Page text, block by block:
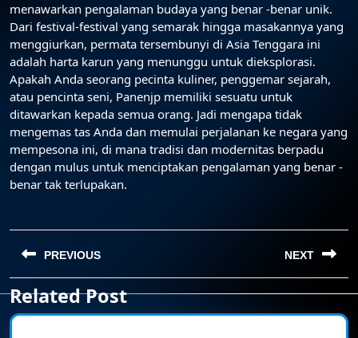
menawarkan pengalaman budaya yang benar -benar unik.
Dari festival-festival yang semarak hingga masakannya yang
menggiurkan, permata tersembunyi di Asia Tenggara ini
adalah harta karun yang menunggu untuk dieksplorasi.
Apakah Anda seorang pecinta kuliner, penggemar sejarah,
atau pencinta seni, Panenjp memiliki sesuatu untuk
ditawarkan kepada semua orang. Jadi mengapa tidak
mengemas tas Anda dan memulai perjalanan ke negara yang
mempesona ini, di mana tradisi dan modernitas berpadu
dengan mulus untuk menciptakan pengalaman yang benar -
benar tak terlupakan.
Post
navigation
PREVIOUS
Previous
post:
NEXT
Next
post:
Related Post